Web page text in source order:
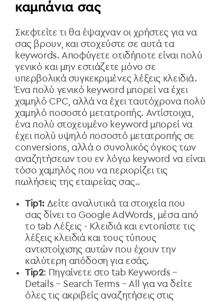
καμπάνια σας
Σκεφτείτε τι θα έψαχναν οι χρήστες για να
σας βρουν, και στοχεύστε σε αυτά τα
keywords. Αποφύγετε οτιδήποτε είναι πολύ
γενικό και μην εστιάζετε μόνο σε
υπερβολικά συγκεκριμένες λέξεις κλειδιά.
Ένα πολύ γενικό keyword μπορεί να έχει
χαμηλό CPC, αλλά να έχει ταυτόχρονα πολύ
χαμηλό ποσοστό μετατροπής. Αντίστοιχα,
ένα πολύ στοχευμένο keyword μπορεί να
έχει πολύ υψηλό ποσοστό μετατροπής σε
conversions, αλλά ο συνολικός όγκος των
αναζητήσεων του εν λόγω keyword να είναι
τόσο χαμηλός που να περιορίζει τις
πωλήσεις της εταιρείας σας..
Tip1: Δείτε αναλυτικά τα στοιχεία που
σας δίνει το Google AdWords, μέσα από
το tab Λέξεις - Κλειδιά και εντοπίστε τις
λέξεις κλειδιά και τους τύπους
αντιστοίχισης αυτών που έχουν την
καλύτερη απόδοση για εσάς.
Tip2: Πηγαίνετε στο tab Keywords –
Details – Search Terms – All για να δείτε
όλες τις ακριβείς αναζητήσεις στις